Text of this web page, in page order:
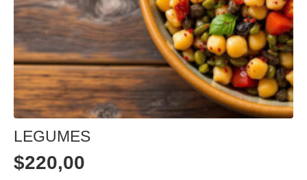
LEGUMES
$220,00